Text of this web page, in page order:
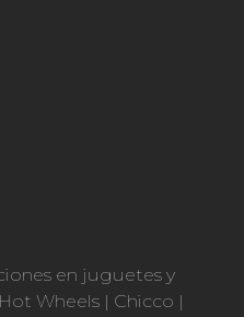
en juguetes y
Hot Wheels | Chicco |